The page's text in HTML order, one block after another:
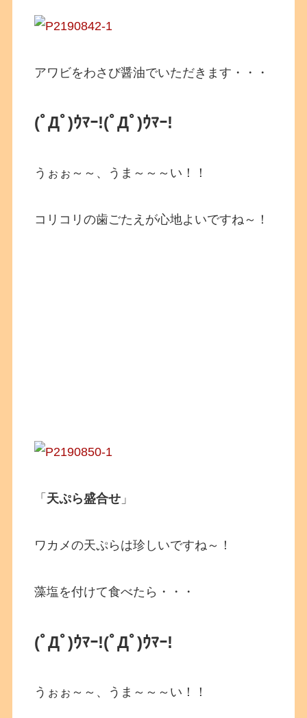
アワビをわさび醤油でいただきます・・・
(ﾟДﾟ)ｳﾏｰ!(ﾟДﾟ)ｳﾏｰ!
うぉぉ～～、うま～～～い！！
コリコリの歯ごたえが心地よいですね～！
「 天ぷら盛合せ 」
ワカメの天ぷらは珍しいですね～！
藻塩を付けて食べたら・・・
(ﾟДﾟ)ｳﾏｰ!(ﾟДﾟ)ｳﾏｰ!
うぉぉ～～、うま～～～い！！